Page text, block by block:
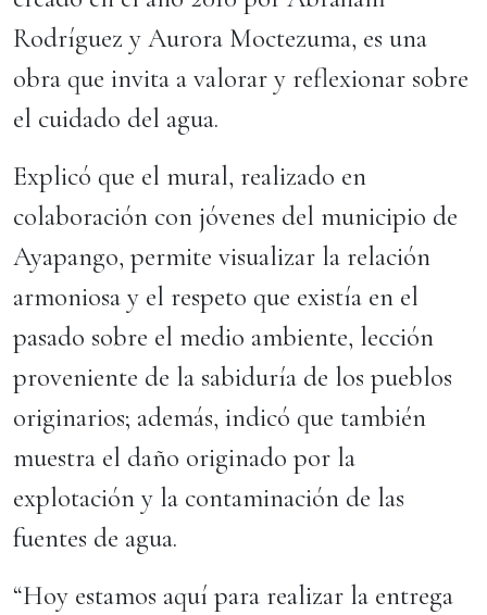
Rodríguez y Aurora Moctezuma, es una
obra que invita a valorar y reflexionar sobre
el cuidado del agua.
Explicó que el mural, realizado en
colaboración con jóvenes del municipio de
Ayapango, permite visualizar la relación
armoniosa y el respeto que existía en el
pasado sobre el medio ambiente, lección
proveniente de la sabiduría de los pueblos
originarios; además, indicó que también
muestra el daño originado por la
explotación y la contaminación de las
fuentes de agua.
“Hoy estamos aquí para realizar la entrega